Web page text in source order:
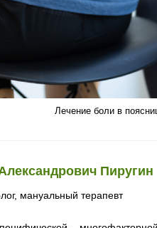
Лечение боли в
Пиругин
мануальный терапевт